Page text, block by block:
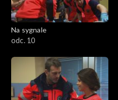
Na sygnale
odc. 10